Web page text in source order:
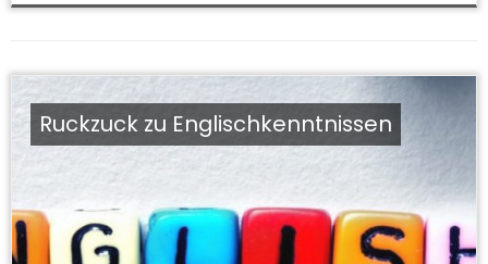
Ruckzuck zu Englischkenntnissen